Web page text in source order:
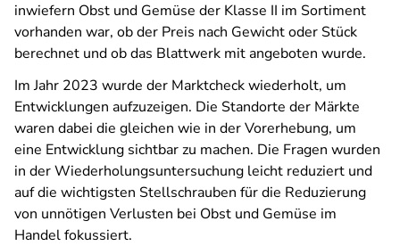
inwiefern Obst und Gemüse der Klasse II im Sortiment
vorhanden war, ob der Preis nach Gewicht oder Stück
berechnet und ob das Blattwerk mit angeboten wurde.
Im Jahr 2023 wurde der Marktcheck wiederholt, um
Entwicklungen aufzuzeigen. Die Standorte der Märkte
waren dabei die gleichen wie in der Vorerhebung, um
eine Entwicklung sichtbar zu machen. Die Fragen wurden
in der Wiederholungsuntersuchung leicht reduziert und
auf die wichtigsten Stellschrauben für die Reduzierung
von unnötigen Verlusten bei Obst und Gemüse im
Handel fokussiert.